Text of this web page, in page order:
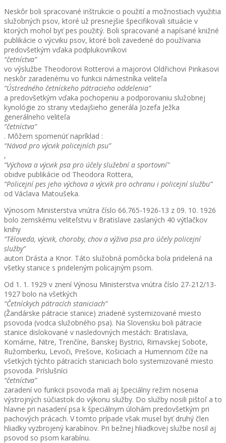
Neskôr boli spracované inštrukcie o použití a možnostiach využitia
služobných psov, ktoré už presnejšie špecifikovali situácie v
ktorých mohol byť pes použitý. Boli spracované a napísané knižné
publikácie o výcviku psov, ktoré boli zavedené do používania
predovšetkým vďaka podplukovníkovi
“četníctva”
vo výslužbe Theodorovi Rotterovi a majorovi Oldřichovi Pinkasovi
neskôr zaradenému vo funkcii námestníka veliteľa
“Ústredného četníckeho pátracieho oddelenia”
a predovšetkým vďaka pochopeniu a podporovaniu služobnej
kynológie zo strany vtedajšieho generála Jozefa Ježka
generálneho veliteľa
“četníctva”
. Môžem spomenúť napríklad :
“Návod pro výcvik policejních psu”
,
“Výchova a výcvik psa pro účely služební a sportovní”
obidve publikácie od Theodora Rottera,
“Policejní pes jeho výchova a výcvik pro ochranu i policejní službu”
od Václava Matoušeka.
Výnosom Ministerstva vnútra číslo 66.765-1926-13 z 09. 10. 1926
bolo zemskému veliteľstvu v Bratislave zaslaných 40 výtlačkov
knihy
“Těloveda, výcvik, choroby, chov a výživa psa pro účely policejní
služby”
autori Drásta a Knor. Táto služobná pomôcka bola pridelená na
všetky stanice s prideleným policajným psom.
Od 1. 1. 1929 v znení Výnosu Ministerstva vnútra číslo 27-212/13-
1927 bolo na všetkých
“Četníckych pátracích staniciach”
(Žandárske pátracie stanice) zriadené systemizované miesto
psovoda (vodca služobného psa). Na Slovensku boli pátracie
stanice dislokované v nasledovných mestách: Bratislava,
Komárne, Nitre, Trenčíne, Banskej Bystrici, Rimavskej Sobote,
Ružomberku, Levoči, Prešove, Košiciach a Humennom číže na
všetkých týchto pátracích staniciach bolo systemizované miesto
psovoda. Príslušníci
“četníctva”
zaradení vo funkcii psovoda mali aj špeciálny režim nosenia
výstrojných súčiastok do výkonu služby. Do služby nosili pištoľ a to
hlavne pri nasadení psa k špeciálnym úlohám predovšetkým pri
pachových prácach. V tomto prípade však musel byť druhý člen
hliadky vyzbrojený karabínov. Pri bežnej hliadkovej službe nosil aj
psovod so psom karabínu.